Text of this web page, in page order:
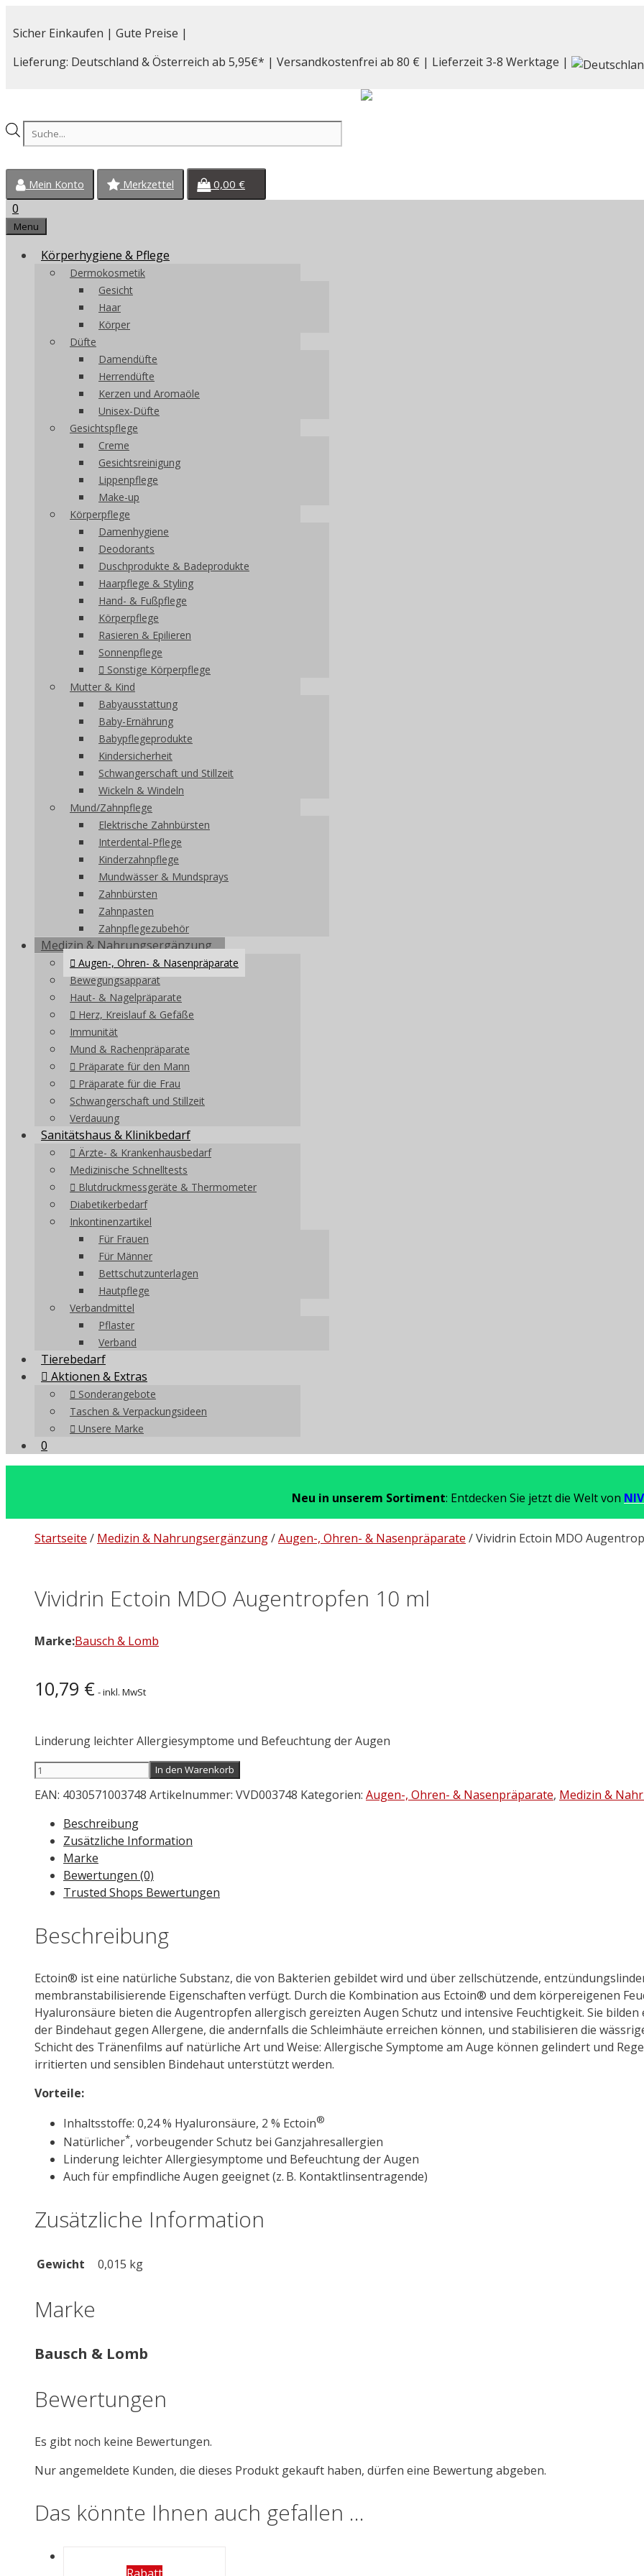
Inhalt
Sicher Einkaufen | Gute Preise |
Lieferung: Deutschland & Österreich ab 5,95€* | Versandkostenfrei ab 80 € | Lieferzeit 3-8 Werktage |
Products
search
Mein Konto Merkzettel 0,00 €
0
Menu
Körperhygiene & Pflege
Dermokosmetik
Gesicht
Haar
Körper
Düfte
Damendüfte
Herrendüfte
Kerzen und Aromaöle
Unisex-Düfte
Gesichtspflege
Creme
Gesichtsreinigung
Lippenpflege
Make-up
Körperpflege
Damenhygiene
Deodorants
Duschprodukte & Badeprodukte
Haarpflege & Styling
Hand- & Fußpflege
Körperpflege
Rasieren & Epilieren
Sonnenpflege
Sonstige Körperpflege
Mutter & Kind
Babyausstattung
Baby-Ernährung
Babypflegeprodukte
Kindersicherheit
Schwangerschaft und Stillzeit
Wickeln & Windeln
Mund/Zahnpflege
Elektrische Zahnbürsten
Interdental-Pflege
Kinderzahnpflege
Mundwässer & Mundsprays
Zahnbürsten
Zahnpasten
Zahnpflegezubehör
Medizin & Nahrungsergänzung
Augen-, Ohren- & Nasenpräparate
Bewegungsapparat
Haut- & Nagelpräparate
Herz, Kreislauf & Gefäße
Immunität
Mund & Rachenpräparate
Präparate für den Mann
Präparate für die Frau
Schwangerschaft und Stillzeit
Verdauung
Sanitätshaus & Klinikbedarf
Ärzte- & Krankenhausbedarf
Medizinische Schnelltests
Blutdruckmessgeräte & Thermometer
Diabetikerbedarf
Inkontinenzartikel
Für Frauen
Für Männer
Bettschutzunterlagen
Hautpflege
Verbandmittel
Pflaster
Verband
Tierebedarf
Aktionen & Extras
Sonderangebote
Taschen & Verpackungsideen
Unsere Marke
0
Neu in unserem Sortiment: Entdecken Sie jetzt die Welt von
Startseite / Medizin & Nahrungsergänzung/Augen-, Ohren- & Nasenpräparate / Vividrin Ectoin MDO
Vividrin Ectoin MDO Augentropfen 10 ml
Marke:Bausch & Lomb
10,79 € - inkl. MwSt
Linderung leichter Allergiesymptome und Befeuchtung der Augen
Vividrin
MDO
Augentropfen
Menge
In den Warenkorb
EAN: 4030571003748 Artikelnummer: VVD003748 Kategorien: Augen-, Ohren- & Nasenpräparate, Medizin &
Beschreibung
Zusätzliche Information
Marke
Bewertungen (0)
Trusted Shops Bewertungen
Beschreibung
Ectoin® ist eine natürliche Substanz, die von Bakterien gebildet wird und über zellschützende,
membranstabilisierende Eigenschaften verfügt. Durch die Kombination aus Ectoin® und dem körpereigenen
Hyaluronsäure bieten die Augentropfen allergisch gereizten Augen Schutz und intensive Feuchtigkeit. Sie bilden
der Bindehaut gegen Allergene, die andernfalls die Schleimhäute erreichen können, und stabilisieren die
Schicht des Tränenfilms auf natürliche Art und Weise: Allergische Symptome am Auge können gelindert und
irritierten und sensiblen Bindehaut unterstützt werden.
Vorteile:
Inhaltsstoffe: 0,24 % Hyaluronsäure, 2 % Ectoin®
Natürlicher*, vorbeugender Schutz bei Ganzjahresallergien
Linderung leichter Allergiesymptome und Befeuchtung der Augen
Auch für empfindliche Augen geeignet (z. B. Kontaktlinsentragende)
Zusätzliche Information
Gewicht 0,015 kg
Marke
Bausch & Lomb
Bewertungen
Es gibt noch keine Bewertungen.
Nur angemeldete Kunden, die dieses Produkt gekauft haben, dürfen eine Bewertung abgeben.
Das könnte Ihnen auch gefallen …